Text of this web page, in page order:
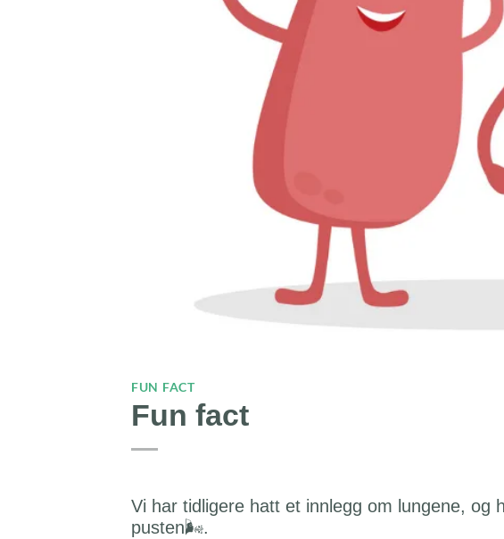
FUN FACT
Fun fact
Vi har tidligere hatt et innlegg om lungene, og
pusten🌬.